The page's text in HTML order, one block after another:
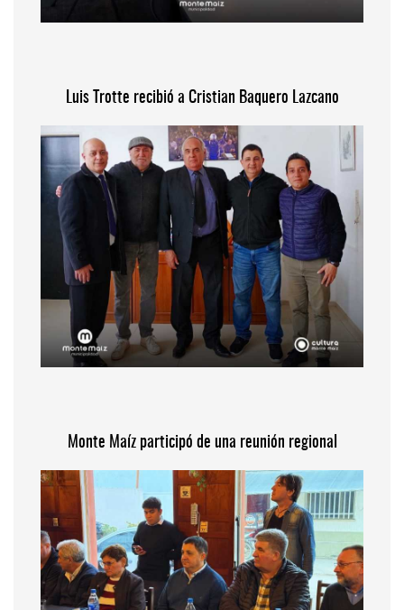
Luis Trotte recibió a Cristian Baquero Lazcano
Monte Maíz participó de una reunión regional